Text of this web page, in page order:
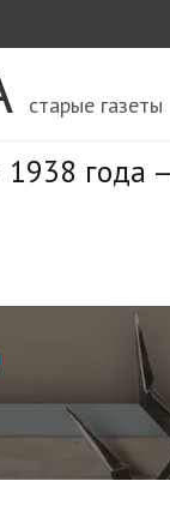
старые газеты
года